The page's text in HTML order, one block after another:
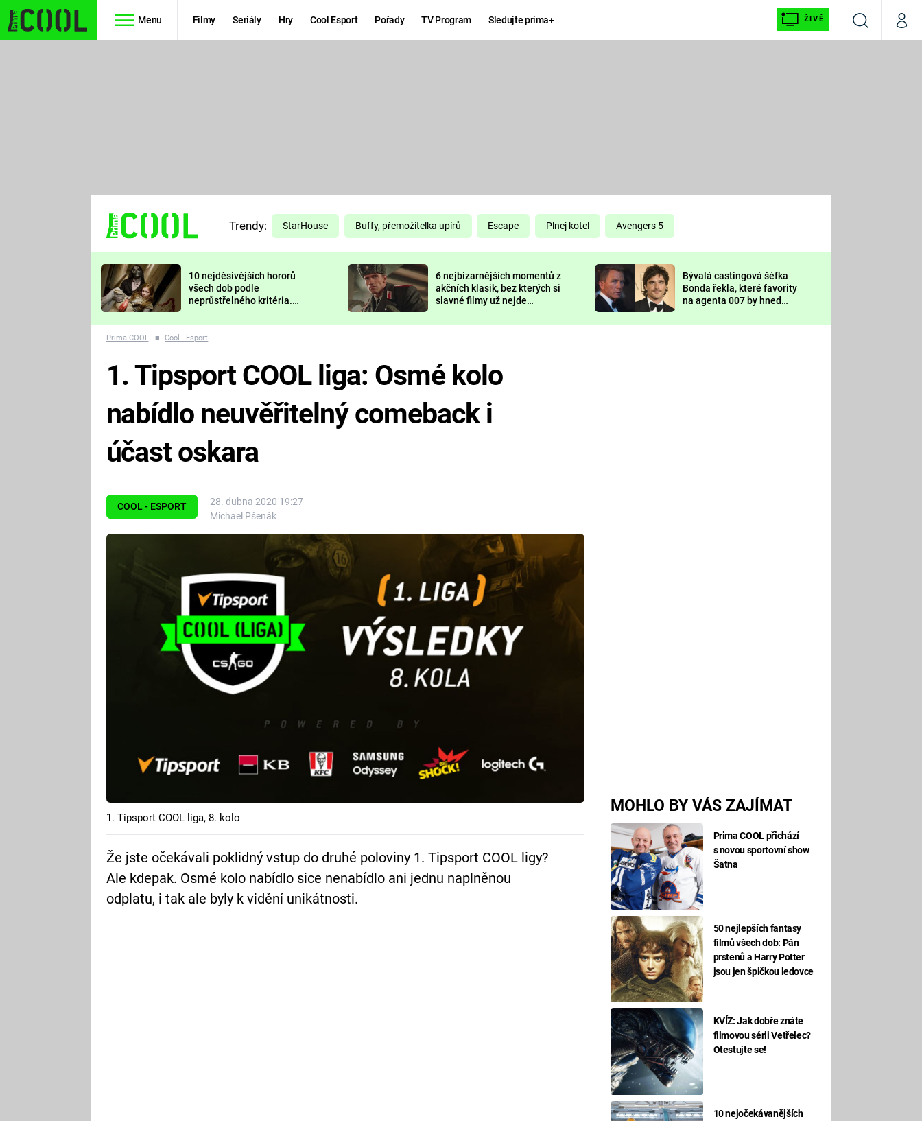
Menu Filmy Seriály Hry Cool Esport Pořady TV Program Sledujte prima+ ŽIVĚ
VyhledáváníMůj
TŘESKU
FUTURAMA
PREDÁTOR
DELIVERANCE
KOMEDIE
CHUCK
NORRIS
DEADPOOL
Prima LAJK
Sledujte nás
Trendy: StarHouse Buffy, přemožitelka upírů Escape Plnej kotel Avengers 5
10 nejděsivějších hororů
všech dob podle
neprůstřelného kritéria.
nejvíc zvednou tep?
6 nejbizarnějších momentů z
akčních klasik, bez kterých si
slavné filmy už nejde
Bývalá castingová šéfka
Bonda řekla, které favority
na agenta 007 by hned
Prima COOL ■ Cool - Esport
COOL - ESPORT
28. dubna 2020 19:27
Michael Pšenák
MOHLO BY VÁS ZAJÍMAT
Prima COOL přichází
s novou sportovní show
Šatna
50 nejlepších fantasy
filmů všech dob: Pán
prstenů a Harry Potter
jsou jen špičkou ledovce
KVÍZ: Jak dobře znáte
filmovou sérii Vetřelec?
Otestujte se!
10 nejočekávanějších
1. Tipsport COOL liga: Osmé kolo
nabídlo neuvěřitelný comeback i
účast oskara
1. Tipsport COOL liga, 8. kolo
Že jste očekávali poklidný vstup do druhé poloviny 1. Tipsport COOL ligy?
Ale kdepak. Osmé kolo nabídlo sice nenabídlo ani jednu naplněnou
odplatu, i tak ale byly k vidění unikátnosti.